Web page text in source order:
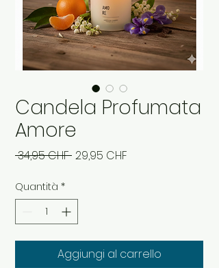
Candela Profumata
Amore
34,95 CHF Prezzo
29,95 CHF
Quantità *
Aggiungi al carrello